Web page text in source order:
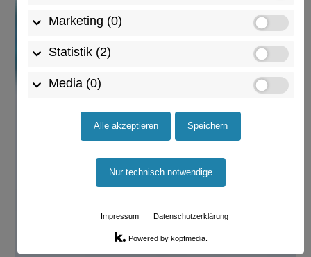
Marketing (0)
Statistik (2)
Media (0)
Alle akzeptieren Speichern
Nur technisch notwendige
Powered by kopfmedia.
Impressum Datenschutzerklärung